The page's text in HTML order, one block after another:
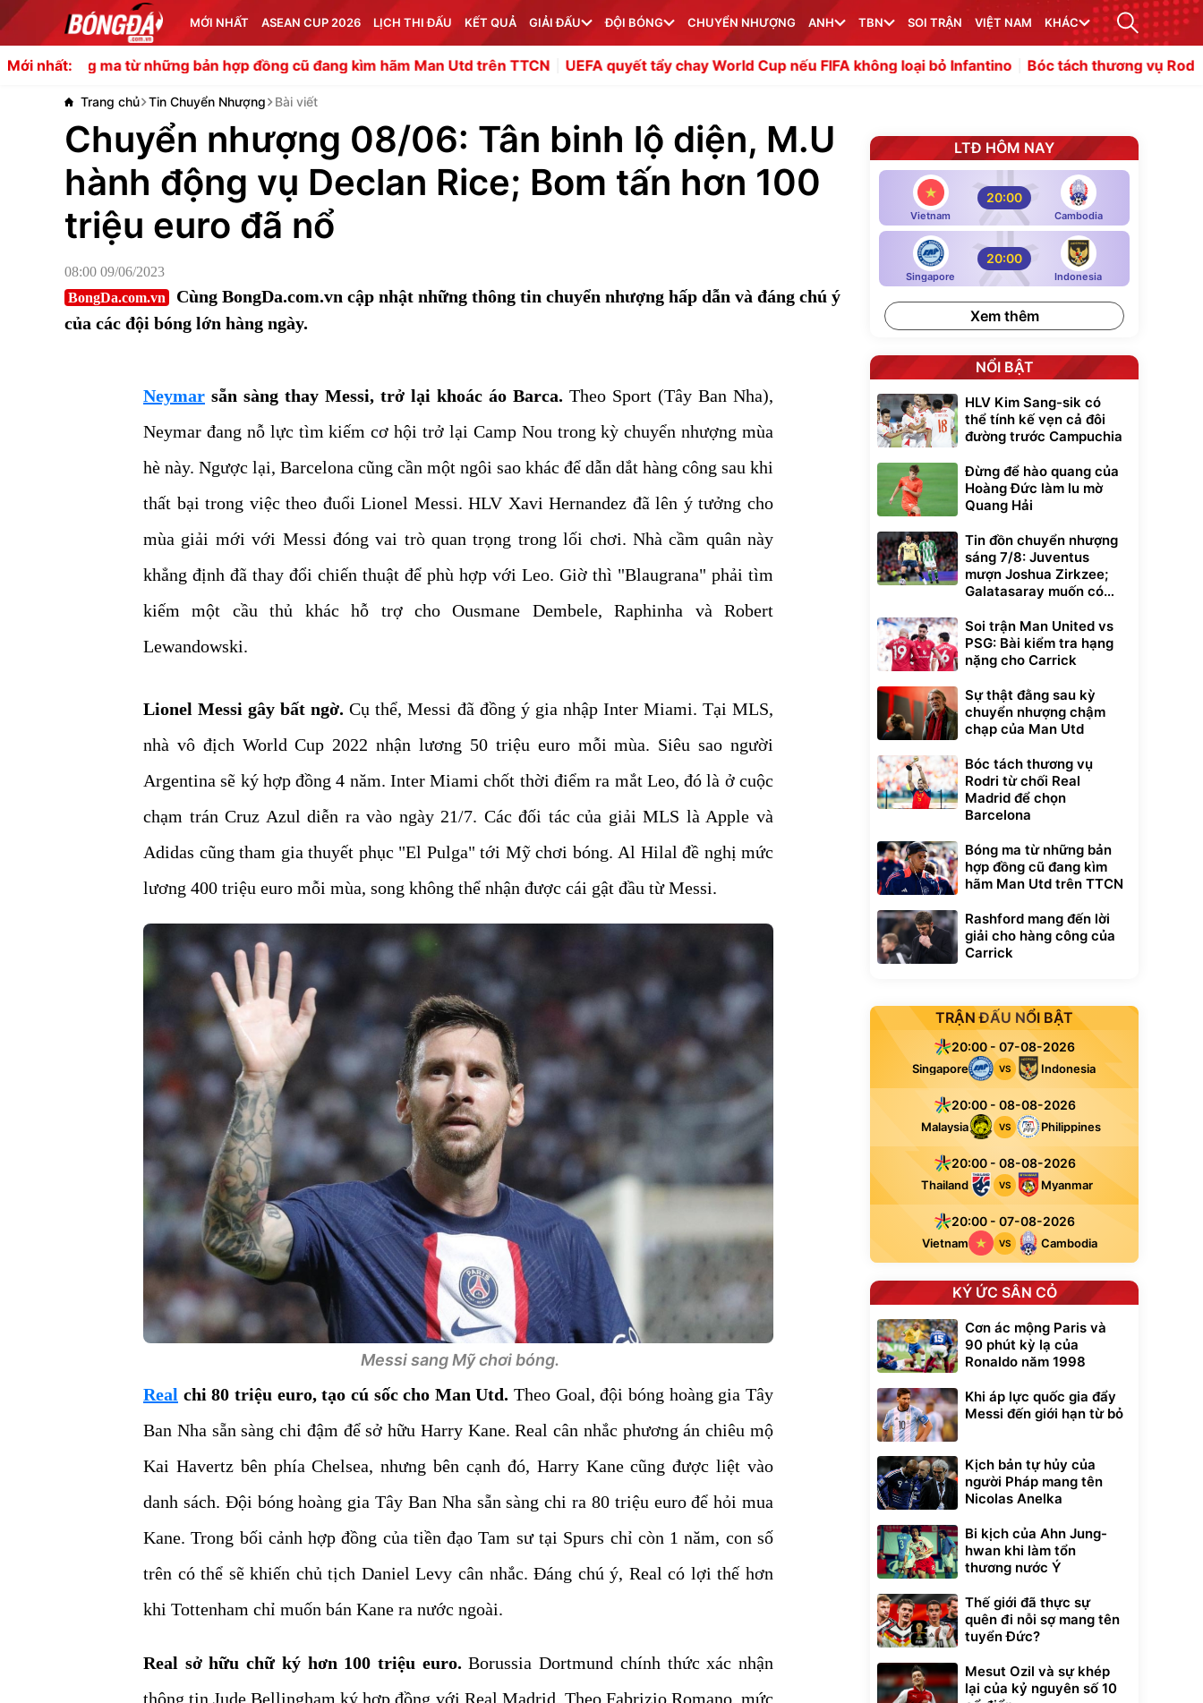
MỚI NHẤT ASEAN CUP 2026 LỊCH THI ĐẤU KẾT QUẢ GIẢI ĐẤU ĐỘI BÓNG CHUYỂN NHƯỢNG ANH TBN SOI TRẬN VIỆT NAM KHÁC
Mới nhất:
ma từ những bản hợp đồng cũ đang kìm hãm Man Utd trên TTCN UEFA quyết tẩy chay World Cup nếu FIFA không loại bỏ Infantino Bóc tách thương vụ Rodri từ chối Real
Trang chủ Tin Chuyển Nhượng Bài viết
Chuyển nhượng 08/06: Tân binh lộ diện, M.U
hành động vụ Declan Rice; Bom tấn hơn 100
triệu euro đã nổ
08:00 09/06/2023
BongDa.com.vn
Cùng BongDa.com.vn cập nhật những thông tin chuyển nhượng hấp dẫn và đáng chú ý
của các đội bóng lớn hàng ngày.
Neymar sẵn sàng thay Messi, trở lại khoác áo Barca. Theo Sport (Tây Ban Nha),
Neymar đang nỗ lực tìm kiếm cơ hội trở lại Camp Nou trong kỳ chuyển nhượng mùa
hè này. Ngược lại, Barcelona cũng cần một ngôi sao khác để dẫn dắt hàng công sau khi
thất bại trong việc theo đuổi Lionel Messi. HLV Xavi Hernandez đã lên ý tưởng cho
mùa giải mới với Messi đóng vai trò quan trọng trong lối chơi. Nhà cầm quân này
khẳng định đã thay đổi chiến thuật để phù hợp với Leo. Giờ thì "Blaugrana" phải tìm
kiếm một cầu thủ khác hỗ trợ cho Ousmane Dembele, Raphinha và Robert
Lewandowski.
Lionel Messi gây bất ngờ.Cụ thể, Messi đã đồng ý gia nhập Inter Miami. Tại MLS,
nhà vô địch World Cup 2022 nhận lương 50 triệu euro mỗi mùa. Siêu sao người
Argentina sẽ ký hợp đồng 4 năm. Inter Miami chốt thời điểm ra mắt Leo, đó là ở cuộc
chạm trán Cruz Azul diễn ra vào ngày 21/7. Các đối tác của giải MLS là Apple và
Adidas cũng tham gia thuyết phục "El Pulga" tới Mỹ chơi bóng. Al Hilal đề nghị mức
lương 400 triệu euro mỗi mùa, song không thể nhận được cái gật đầu từ Messi.
Messi sang Mỹ chơi bóng.
Real chi 80 triệu euro, tạo cú sốc cho Man Utd. Theo Goal, đội bóng hoàng gia Tây
Ban Nha sẵn sàng chi đậm để sở hữu Harry Kane. Real cân nhắc phương án chiêu mộ
Kai Havertz bên phía Chelsea, nhưng bên cạnh đó, Harry Kane cũng được liệt vào
danh sách. Đội bóng hoàng gia Tây Ban Nha sẵn sàng chi ra 80 triệu euro để hỏi mua
Kane. Trong bối cảnh hợp đồng của tiền đạo Tam sư tại Spurs chỉ còn 1 năm, con số
trên có thể sẽ khiến chủ tịch Daniel Levy cân nhắc. Đáng chú ý, Real có lợi thế hơn
khi Tottenham chỉ muốn bán Kane ra nước ngoài.
Real sở hữu chữ ký hơn 100 triệu euro.Borussia Dortmund chính thức xác nhận
thông tin Jude Bellingham ký hợp đồng với Real Madrid. Theo Fabrizio Romano, mức
LTĐ HÔM NAY
Vietnam
20:00
Cambodia
Singapore
20:00
Indonesia
Xem thêm
NỔI BẬT
HLV Kim Sang-sik có
thể tính kế vẹn cả đôi
đường trước Campuchia
Đừng để hào quang của
Hoàng Đức làm lu mờ
Quang Hải
Tin đồn chuyển nhượng
sáng 7/8: Juventus
mượn Joshua Zirkzee;
Galatasaray muốn có
Soi trận Man United vs
PSG: Bài kiểm tra hạng
nặng cho Carrick
Sự thật đằng sau kỳ
chuyển nhượng chậm
chạp của Man Utd
Bóc tách thương vụ
Rodri từ chối Real
Madrid để chọn
Barcelona
Bóng ma từ những bản
hợp đồng cũ đang kìm
hãm Man Utd trên TTCN
Rashford mang đến lời
giải cho hàng công của
Carrick
TRẬN ĐẤU NỔI BẬT
20:00 - 07-08-2026
Singapore VS Indonesia
20:00 - 08-08-2026
Malaysia VS Philippines
20:00 - 08-08-2026
Thailand VS Myanmar
20:00 - 07-08-2026
Vietnam VS Cambodia
KÝ ỨC SÂN CỎ
Cơn ác mộng Paris và
90 phút kỳ lạ của
Ronaldo năm 1998
Khi áp lực quốc gia đẩy
Messi đến giới hạn từ bỏ
Kịch bản tự hủy của
người Pháp mang tên
Nicolas Anelka
Bi kịch của Ahn Jung-
hwan khi làm tổn
thương nước Ý
Thế giới đã thực sự
quên đi nỗi sợ mang tên
tuyển Đức?
Mesut Ozil và sự khép
lại của kỷ nguyên số 10